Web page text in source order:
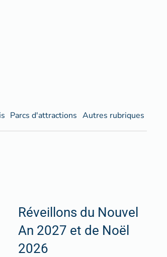
Parcs d'attractions Autres rubriques
Réveillons du Nouvel
An 2027 et de Noël
2026